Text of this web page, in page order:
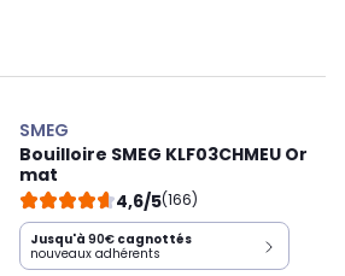
SMEG
Bouilloire SMEG KLF03CHMEU Or
mat
4,6/5(166)
Jusqu'à 90€ cagnottés
nouveaux adhérents